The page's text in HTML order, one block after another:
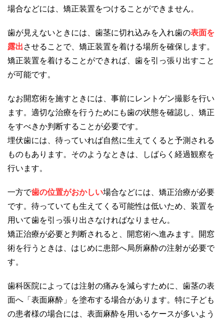
場合などには、矯正装置をつけることができません。
歯が見えないときには、歯茎に切れ込みを入れ歯の表面を
露出させることで、矯正装置を着ける場所を確保します。
矯正装置を着けることができれば、歯を引っ張り出すこと
が可能です。
なお開窓術を施すときには、事前にレントゲン撮影を行い
ます。適切な治療を行うためにも歯の状態を確認し、矯正
をすべきか判断することが必要です。
埋伏歯には、待っていれば自然に生えてくると予測される
ものもあります。そのようなときは、しばらく経過観察を
行います。
一方で歯の位置がおかしい場合などには、矯正治療が必要
です。待っていても生えてくる可能性は低いため、装置を
用いて歯を引っ張り出さなければなりません。
矯正治療が必要と判断されると、開窓術へ進みます。開窓
術を行うときは、はじめに患部へ局所麻酔の注射が必要で
す。
歯科医院によっては注射の痛みを減らすために、歯茎の表
面へ「表面麻酔」を塗布する場合があります。特に子ども
の患者様の場合には、表面麻酔を用いるケースが多いよう